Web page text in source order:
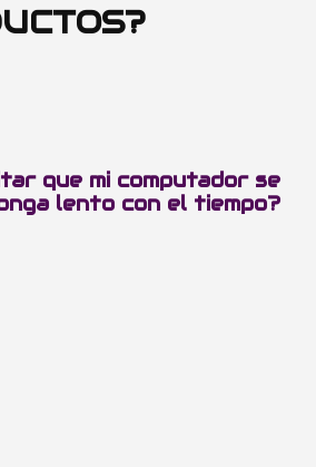
que mi computador se
lento con el tiempo?